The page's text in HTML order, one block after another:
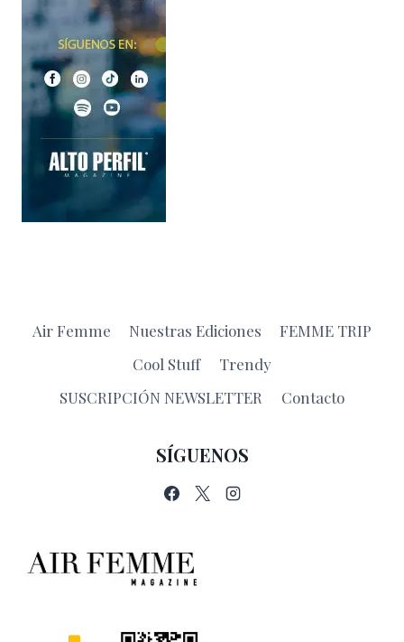
Air Femme Nuestras Ediciones
FEMME TRIP
Cool Stuff
Trendy
SUSCRIPCIÓN NEWSLETTER
Contacto
SÍGUENOS